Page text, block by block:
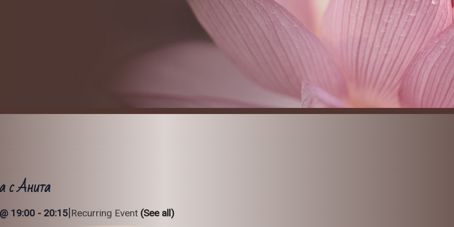
с Анита
19:00- 20:15|Recurring Event (See all)